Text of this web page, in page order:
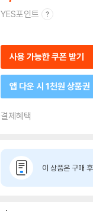
YES포인트
사용 가능한 쿠폰 받기
앱 다운 시 1천원 상품권
결제혜택
이 상품은 구매